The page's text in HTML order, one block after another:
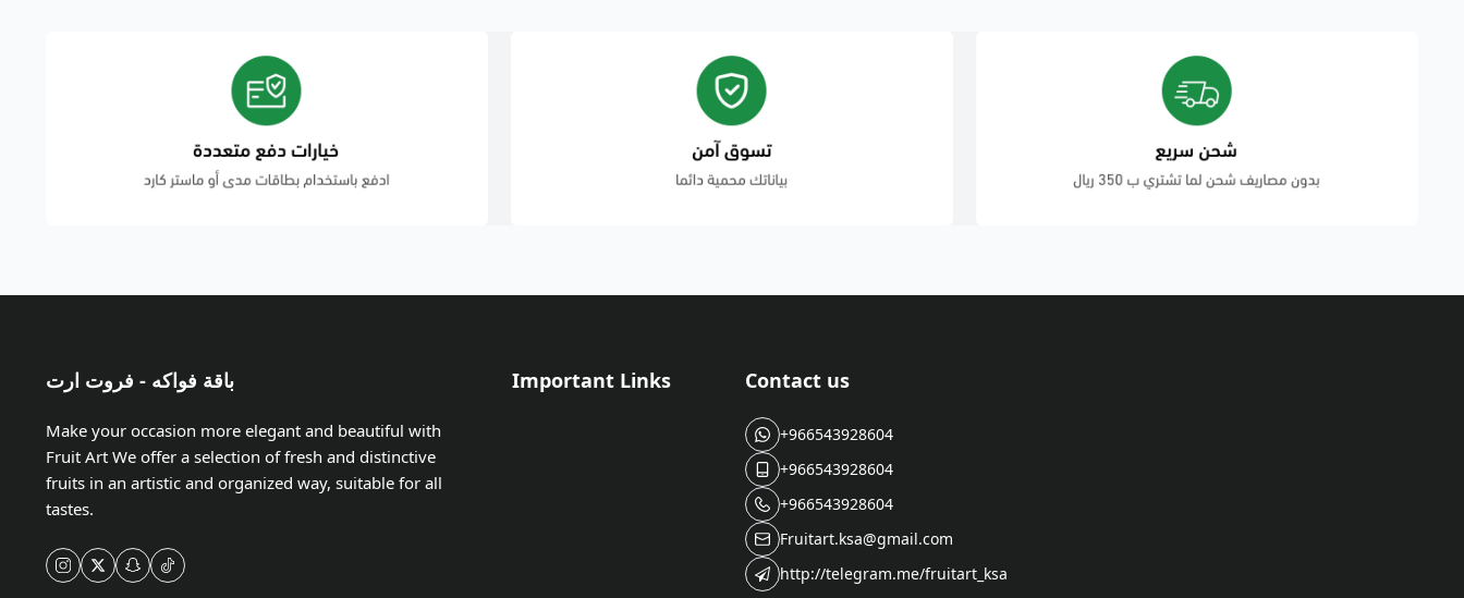
باقة فواكه - فروت ارت
Make your occasion more elegant and beautiful with
Fruit Art We offer a selection of fresh and distinctive
fruits in an artistic and organized way, suitable for all
tastes.
Important Links Contact us
+966543928604
+966543928604
+966543928604
Fruitart.ksa@gmail.com
http://telegram.me/fruitart_ksa